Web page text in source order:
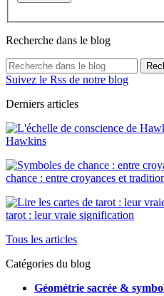
Recherche dans le blog
Suivez le Rss de notre blog
Derniers articles
Hawkins
chance : entre croyances et
tarot : leur vraie signification
Tous les articles
Catégories du blog
Géométrie sacrée &